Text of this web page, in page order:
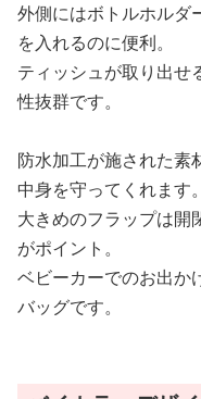
外側にはボトルホルダ
を入れるのに便利。
ティッシュが取り出せ
性抜群です。
防水加工が施された素
中身を守ってくれます。
大きめのフラップは開
がポイント。
ベビーカーでのお出か
バッグです。